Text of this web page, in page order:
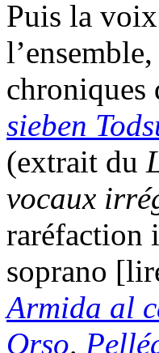
Puis la
chroniques
sieben
(extrait du
vocaux
raréfaction
soprano
Armida al
Orso,